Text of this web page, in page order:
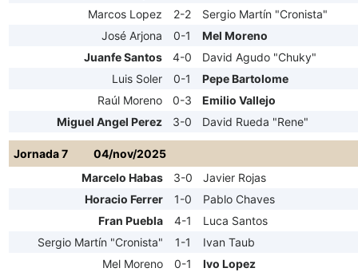
Marcos Lopez
2-2
Sergio Martín "Cronista"
José Arjona
0-1
Mel Moreno
Juanfe Santos
4-0
David Agudo "Chuky"
Luis Soler
0-1
Pepe Bartolome
Raúl Moreno
0-3
Emilio Vallejo
Miguel Angel Perez
3-0 David Rueda "Rene"
Jornada 7
04/nov/2025
Marcelo Habas
3-0
Javier Rojas
Horacio Ferrer
1-0
Pablo Chaves
Fran Puebla
4-1
Luca Santos
Sergio Martín "Cronista"
1-1
Ivan Taub
Mel Moreno
0-1
Ivo Lopez